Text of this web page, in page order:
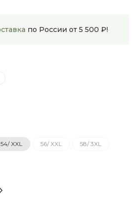
по России от 5 500 ₽!
54/ XXL 56/ XXL 58/ 3XL